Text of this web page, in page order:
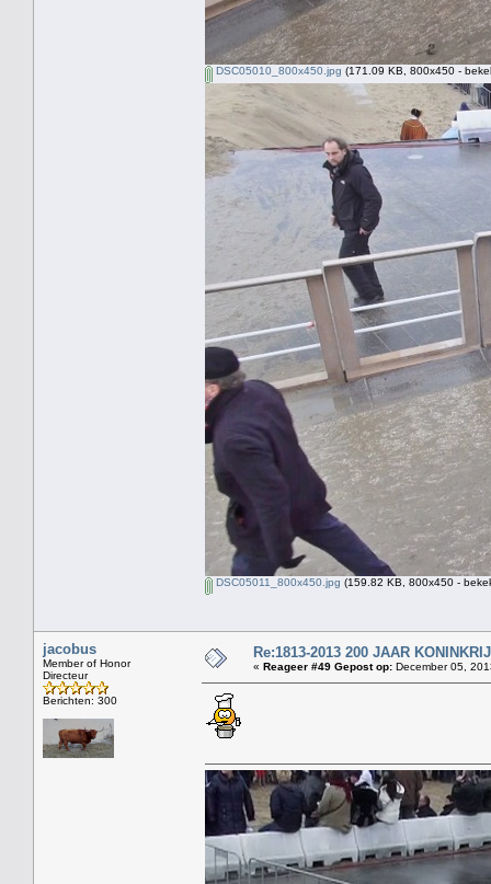
DSC05010_800x450.jpg (171.09 KB, 800x450 -
DSC05011_800x450.jpg (159.82 KB, 800x450 -
jacobus
Member of Honor
Directeur
Berichten: 300
Re:1813-2013 200 JAAR
« Reageer #49 Gepost op: December 05,